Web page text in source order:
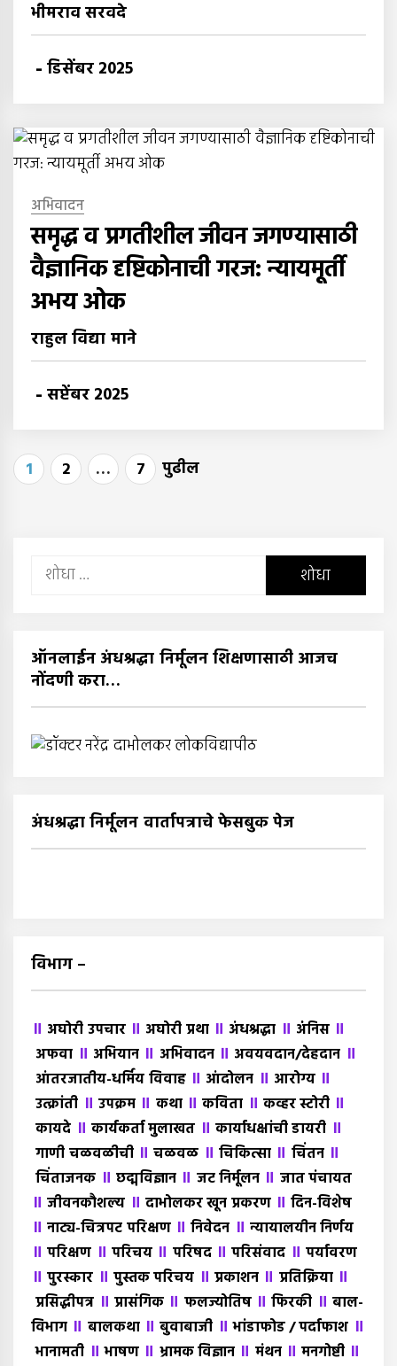
भीमराव सरवदे
- डिसेंबर 2025
अभिवादन
समृद्ध व प्रगतीशील जीवन जगण्यासाठी
वैज्ञानिक दृष्टिकोनाची गरज: न्यायमूर्ती
अभय ओक
राहुल विद्या माने
- सप्टेंबर 2025
पोस्ट्स
1 2 … 7 पुढील
यांचा
ऑनलाईन अंधश्रद्धा निर्मूलन शिक्षणासाठी आजच
नोंदणी करा…
अंधश्रद्धा निर्मूलन वार्तापत्राचे फेसबुक पेज
विभाग –
॥ अघोरी उपचार ॥ अघोरी प्रथा ॥ अंधश्रद्धा ॥ अंंनिस ॥
अफवा ॥ अभियान ॥ अभिवादन ॥ अवयवदान/देहदान ॥
आंतरजातीय-धर्मिय विवाह ॥ आंदोलन ॥ आरोग्य ॥
उत्क्रांती ॥ उपक्रम ॥ कथा ॥कविता ॥ कव्हर स्टोरी ॥
कायदे ॥ कार्यकर्ता मुलाखत ॥ कार्याधक्षांची डायरी ॥
गाणी चळवळीची ॥चळवळ ॥ चिकित्सा ॥ चिंतन ॥
चिंताजनक ॥ छद्मविज्ञान ॥ जट निर्मूलन ॥ जात पंचायत
॥जीवनकौशल्य ॥ दाभोलकर खून प्रकरण ॥दिन-विशेष
॥नाट्य-चित्रपट परिक्षण ॥निवेदन ॥ न्यायालयीन निर्णय
॥परिक्षण ॥ परिचय ॥ परिषद ॥परिसंवाद ॥ पर्यावरण
॥पुरस्कार ॥ पुस्तक परिचय ॥ प्रकाशन ॥ प्रतिक्रिया ॥
प्रसिद्धीपत्र ॥ प्रासंगिक ॥ फलज्योतिष ॥फिरकी ॥ बाल-
विभाग ॥ बालकथा ॥बुवाबाजी ॥भांडाफोड / पर्दाफाश ॥
भानामती ॥भाषण ॥ भ्रामक विज्ञान ॥ मंथन ॥मनगोष्टी ॥